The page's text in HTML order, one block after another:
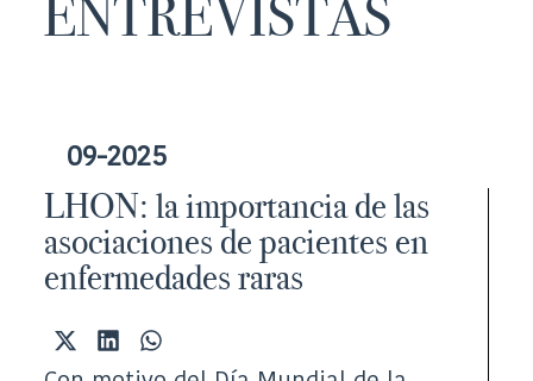
ENTREVISTAS
09-2025
LHON: la importancia de las
asociaciones de pacientes en
enfermedades raras
Compartir
en
Compartir
en
Compartir
en